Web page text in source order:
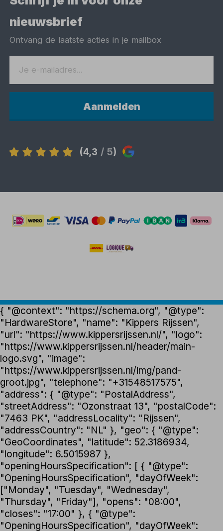
nieuwsbrief
Ontvang de laatste acties in je mailbox
Aanmelden
(4,3 / 5)
{ "@context": "https://schema.org", "@type":
"HardwareStore", "name": "Kippers Rijssen",
"url": "https://www.kippersrijssen.nl/", "logo":
"https://www.kippersrijssen.nl/header/main-
logo.svg", "image":
"https://www.kippersrijssen.nl/img/pand-
groot.jpg", "telephone": "+31548517575",
"address": { "@type": "PostalAddress",
"streetAddress": "Ozonstraat 13", "postalCode":
"7463 PK", "addressLocality": "Rijssen",
"addressCountry": "NL" }, "geo": { "@type":
"GeoCoordinates", "latitude": 52.3186934,
"longitude": 6.5015987 },
"openingHoursSpecification": [ { "@type":
"OpeningHoursSpecification", "dayOfWeek":
["Monday", "Tuesday", "Wednesday",
"Thursday", "Friday"], "opens": "08:00",
"closes": "17:00" }, { "@type":
"OpeningHoursSpecification", "dayOfWeek":